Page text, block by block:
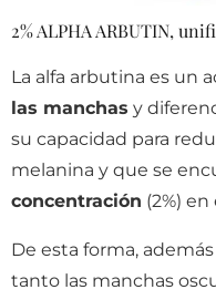
2% ALPHA ARBUTIN,
La alfa arbutina es un
las manchas y
su capacidad para
melanina y que se
concentración (2%)
De esta forma, además
tanto las manchas